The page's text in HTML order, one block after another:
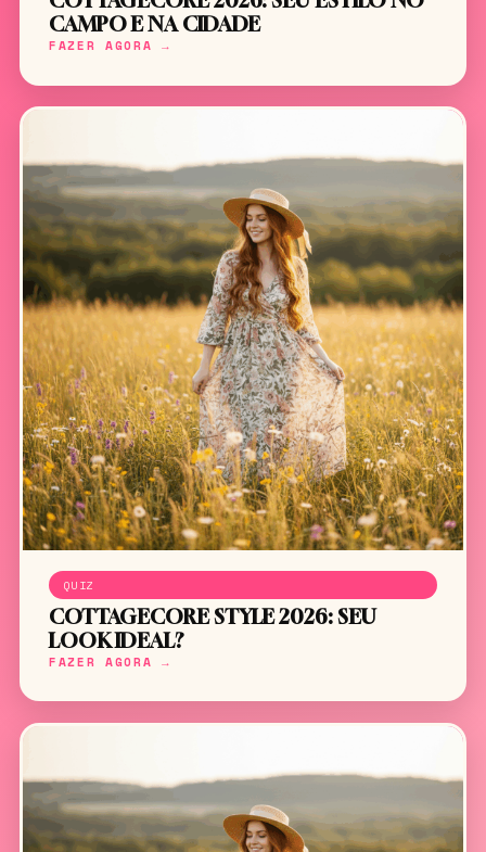
CAMPO E NA CIDADE
FAZER AGORA →
QUIZ
COTTAGECORE STYLE 2026: SEU
LOOK IDEAL?
FAZER AGORA →